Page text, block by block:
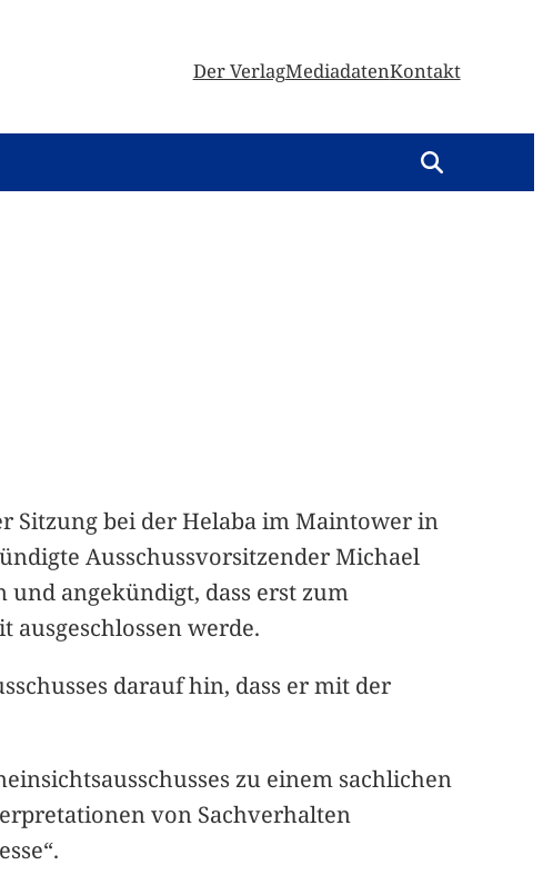
Der VerlagMediadatenKontakt
Sitzung bei der Helaba im Maintower in
Ausschussvorsitzender Michael
angekündigt, dass erst zum
ausgeschlossen werde.
darauf hin, dass er mit der
zu einem sachlichen
von Sachverhalten